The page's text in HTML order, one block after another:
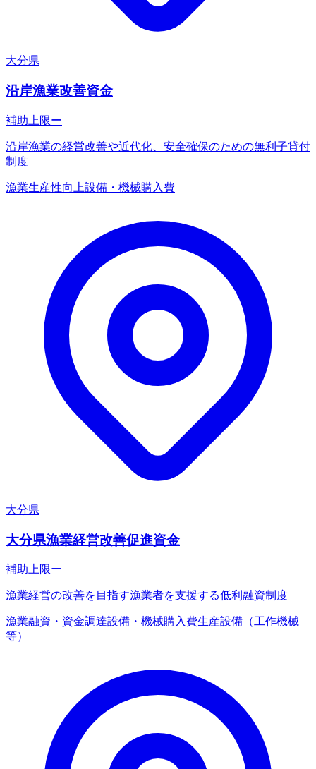
大分県
沿岸漁業改善資金
補助上限ー
沿岸漁業の経営改善や近代化、安全確保のための無利子貸付
制度
漁業生産性向上設備・機械購入費
大分県
大分県漁業経営改善促進資金
補助上限ー
漁業経営の改善を目指す漁業者を支援する低利融資制度
漁業融資・資金調達設備・機械購入費生産設備（工作機械
等）